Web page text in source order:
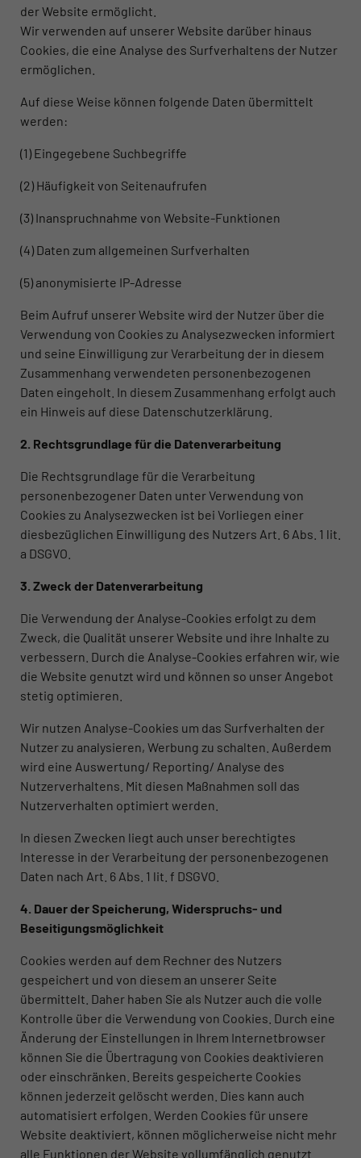
der Website ermöglicht.
Wir verwenden auf unserer Website darüber hinaus
Cookies, die eine Analyse des Surfverhaltens der Nutzer
ermöglichen.
Auf diese Weise können folgende Daten übermittelt
werden:
(1) Eingegebene Suchbegriffe
(2) Häufigkeit von Seitenaufrufen
(3) Inanspruchnahme von Website-Funktionen
(4) Daten zum allgemeinen Surfverhalten
(5) anonymisierte IP-Adresse
Beim Aufruf unserer Website wird der Nutzer über die
Verwendung von Cookies zu Analysezwecken informiert
und seine Einwilligung zur Verarbeitung der in diesem
Zusammenhang verwendeten personenbezogenen
Daten eingeholt. In diesem Zusammenhang erfolgt auch
ein Hinweis auf diese Datenschutzerklärung.
2. Rechtsgrundlage für die Datenverarbeitung
Die Rechtsgrundlage für die Verarbeitung
personenbezogener Daten unter Verwendung von
Cookies zu Analysezwecken ist bei Vorliegen einer
diesbezüglichen Einwilligung des Nutzers Art. 6 Abs. 1 lit.
a DSGVO.
3. Zweck der Datenverarbeitung
Die Verwendung der Analyse-Cookies erfolgt zu dem
Zweck, die Qualität unserer Website und ihre Inhalte zu
verbessern. Durch die Analyse-Cookies erfahren wir, wie
die Website genutzt wird und können so unser Angebot
stetig optimieren.
Wir nutzen Analyse-Cookies um das Surfverhalten der
Nutzer zu analysieren, Werbung zu schalten. Außerdem
wird eine Auswertung/ Reporting/ Analyse des
Nutzerverhaltens. Mit diesen Maßnahmen soll das
Nutzerverhalten optimiert werden.
In diesen Zwecken liegt auch unser berechtigtes
Interesse in der Verarbeitung der personenbezogenen
Daten nach Art. 6 Abs. 1 lit. f DSGVO.
4. Dauer der Speicherung, Widerspruchs- und
Beseitigungsmöglichkeit
Cookies werden auf dem Rechner des Nutzers
gespeichert und von diesem an unserer Seite
übermittelt. Daher haben Sie als Nutzer auch die volle
Kontrolle über die Verwendung von Cookies. Durch eine
Änderung der Einstellungen in Ihrem Internetbrowser
können Sie die Übertragung von Cookies deaktivieren
oder einschränken. Bereits gespeicherte Cookies
können jederzeit gelöscht werden. Dies kann auch
automatisiert erfolgen. Werden Cookies für unsere
Website deaktiviert, können möglicherweise nicht mehr
alle Funktionen der Website vollumfänglich genutzt